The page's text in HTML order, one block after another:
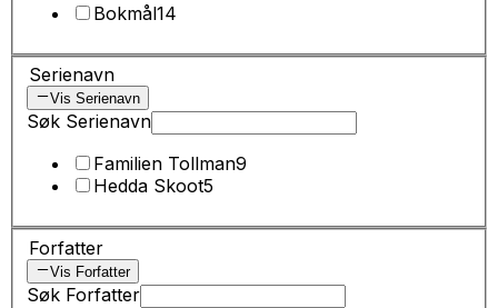
Bokmål14
Serienavn
Vis Serienavn
Søk Serienavn
Familien Tollman9
Hedda Skoot5
Forfatter
Vis Forfatter
Søk Forfatter